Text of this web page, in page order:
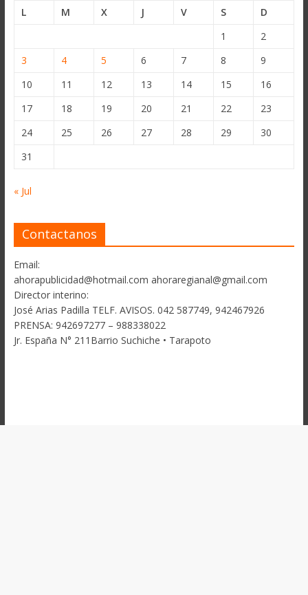
L
M X J V S
D
1
2
3
4 5 6 7 8
9
10
11 12 13 14 15
16
17
18 19 20 21 22
23
24
25 26 27 28 29
30
31
« Jul
Contactanos
Email:
ahorapublicidad@hotmail.com ahoraregianal@gmail.com
Director interino:
José Arias Padilla TELF. AVISOS. 042 587749, 942467926
PRENSA: 942697277 – 988338022
Jr. España N° 211Barrio Suchiche • Tarapoto